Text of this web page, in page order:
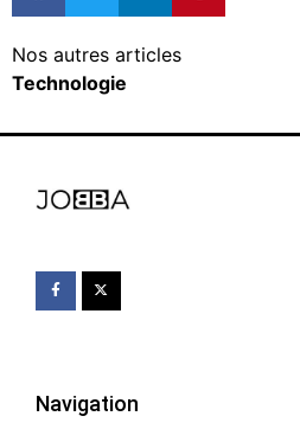
Nos autres articles
Technologie
Navigation